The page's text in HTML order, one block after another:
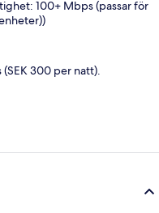
100+ Mbps (passar för
300 per natt).